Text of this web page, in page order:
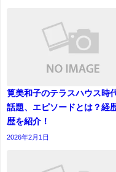
筧美和子のテラスハウス時
話題、エピソードとは？経
歴を紹介！
2026年2月1日